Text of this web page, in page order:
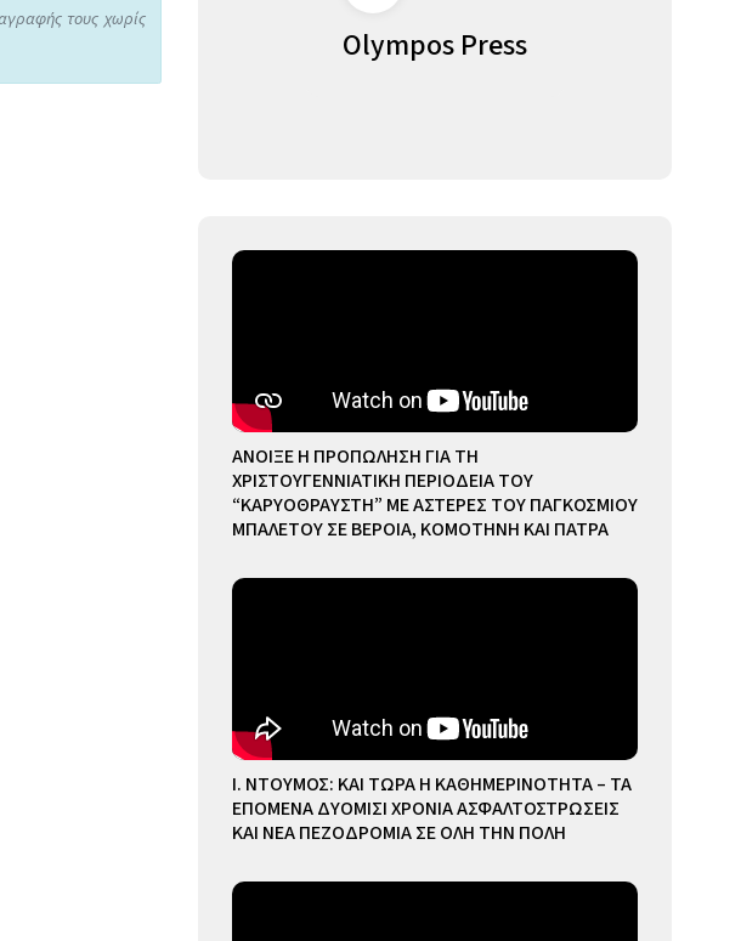
τους χωρίς
Olympos Press
ΑΝΟΙΞΕ Η ΠΡΟΠΩΛΗΣΗ ΓΙΑ ΤΗ
ΧΡΙΣΤΟΥΓΕΝΝΙΑΤΙΚΗ ΠΕΡΙΟΔΕΙΑ ΤΟΥ
“ΚΑΡΥΟΘΡΑΥΣΤΗ” ΜΕ ΑΣΤΕΡΕΣ ΤΟΥ ΠΑΓΚΟΣΜΙΟΥ
ΜΠΑΛΕΤΟΥ ΣΕ ΒΕΡΟΙΑ, ΚΟΜΟΤΗΝΗ ΚΑΙ ΠΑΤΡΑ
Ι. ΝΤΟΥΜΟΣ: ΚΑΙ ΤΩΡΑ Η ΚΑΘΗΜΕΡΙΝΟΤΗΤΑ – ΤΑ
ΕΠΟΜΕΝΑ ΔΥΟΜΙΣΙ ΧΡΟΝΙΑ ΑΣΦΑΛΤΟΣΤΡΩΣΕΙΣ
ΚΑΙ ΝΕΑ ΠΕΖΟΔΡΟΜΙΑ ΣΕ ΟΛΗ ΤΗΝ ΠΟΛΗ